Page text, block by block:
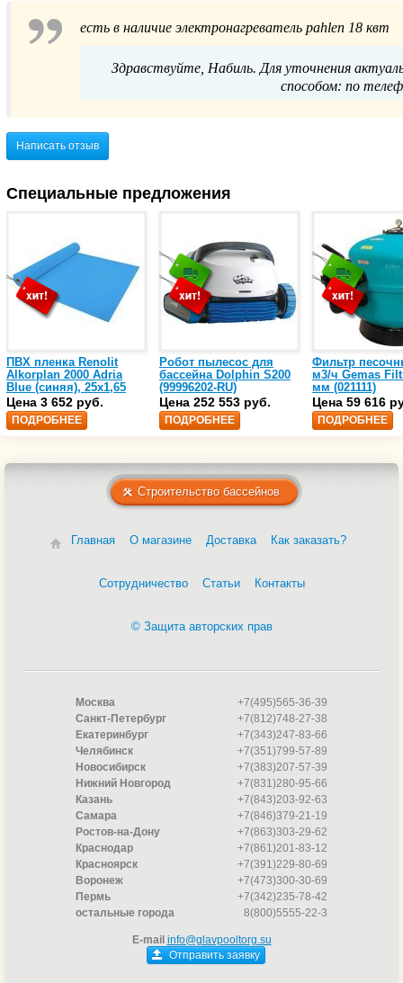
есть в наличие электронагреватель pahlen 18 квт
Здравствуйте, Набиль. Для уточнения
способом: по
Написать отзыв
Специальные предложения
ПВХ пленка Renolit
Alkorplan 2000 Adria
Blue (синяя), 25х1,65
(35216203)
Цена 3 652 руб.
ПОДРОБНЕЕ
Робот пылесос для
бассейна Dolphin S200
(99996202-RU)
Цена 252 553 руб.
ПОДРОБНЕЕ
Фильтр
м3/ч Gemas
мм (021111)
Цена 59 616
ПОДРОБНЕЕ
Строительство бассейнов
Главная О магазине Доставка Как заказать?
Сотрудничество Статьи Контакты
© Защита авторских прав
Москва
+7(495)565-36-39
Санкт-Петербург
+7(812)748-27-38
Екатеринбург
+7(343)247-83-66
Челябинск
+7(351)799-57-89
Новосибирск
+7(383)207-57-39
Нижний Новгород
+7(831)280-95-66
Казань
+7(843)203-92-63
Самара
+7(846)379-21-19
Ростов-на-Дону
+7(863)303-29-62
Краснодар
+7(861)201-83-12
Красноярск
+7(391)229-80-69
Воронеж
+7(473)300-30-69
Пермь
+7(342)235-78-42
остальные города
8(800)5555-22-3
E-mail info@glavpooltorg.su
Отправить заявку